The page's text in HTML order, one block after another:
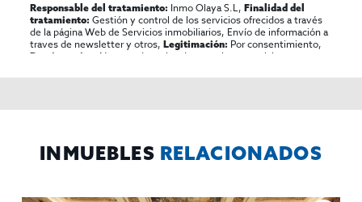
Responsable del tratamiento: Inmo Olaya S.L,Finalidad del
tratamiento: Gestión y control de los servicios ofrecidos a través
de la página Web de Servicios inmobiliarios, Envío de información a
traves de newsletter y otros,Legitimación: Por consentimiento,
Destinatarios:
No se cederan los datos, salvo para elaborar
rectificar y suprimir los datos, solicitar la portabilidad de los
INMUEBLES RELACIONADOS